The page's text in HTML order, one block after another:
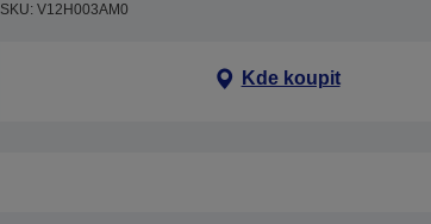
SKU: V12H003AM0
Kde koupit